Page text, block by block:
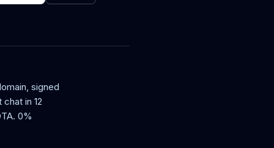
signed
in 12
0%